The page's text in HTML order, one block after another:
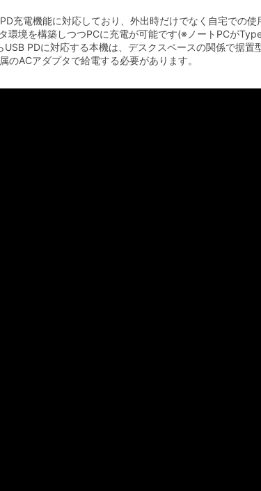
充電機能に対応しており、外出時だけでなく自宅での
環境を構築しつつPCに充電が可能です(※ノートPCが
PDに対応する本機は、デスクスペースの関係で据置
ACアダプタで給電する必要があります。